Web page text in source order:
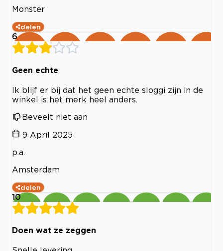
Monster
delen
6
Geen echte
Ik blijf er bij dat het geen echte sloggi zijn in de
winkel is het merk heel anders.
Beveelt niet aan
9 April 2025
p.a.
Amsterdam
delen
10
Doen wat ze zeggen